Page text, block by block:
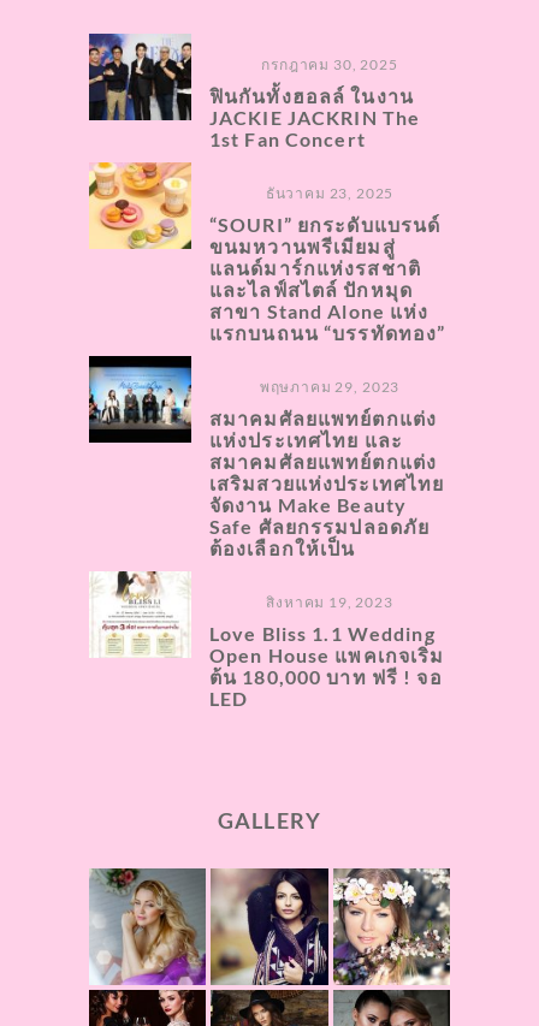
กรกฎาคม 30, 2025
ฟินกันทั้งฮอลล์ ในงาน
JACKIE JACKRIN The
1st Fan Concert
ธันวาคม 23, 2025
“SOURI” ยกระดับแบรนด์
ขนมหวานพรีเมียมสู่
แลนด์มาร์กแห่งรสชาติ
และไลฟ์สไตล์ ปักหมุด
สาขา Stand Alone แห่ง
แรกบนถนน “บรรทัดทอง”
พฤษภาคม 29, 2023
สมาคมศัลยแพทย์ตกแต่ง
แห่งประเทศไทย และ
สมาคมศัลยแพทย์ตกแต่ง
เสริมสวยแห่งประเทศไทย
จัดงาน Make Beauty
Safe ศัลยกรรมปลอดภัย
ต้องเลือกให้เป็น
สิงหาคม 19, 2023
Love Bliss 1.1 Wedding
Open House แพคเกจเริ่ม
ต้น 180,000 บาท ฟรี ! จอ
LED
GALLERY